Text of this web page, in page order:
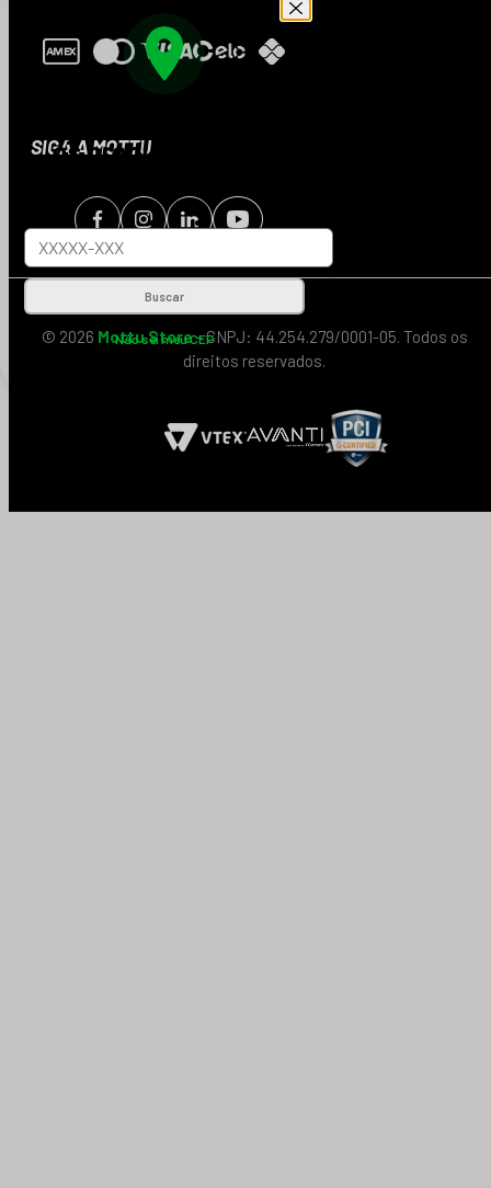
SIGA A MOTTU
© 2026 Mottu Store- CNPJ: 44.254.279/0001-05. Todos os
direitos reservados.
os produtos da sua
Buscar
Não sei meu CEP